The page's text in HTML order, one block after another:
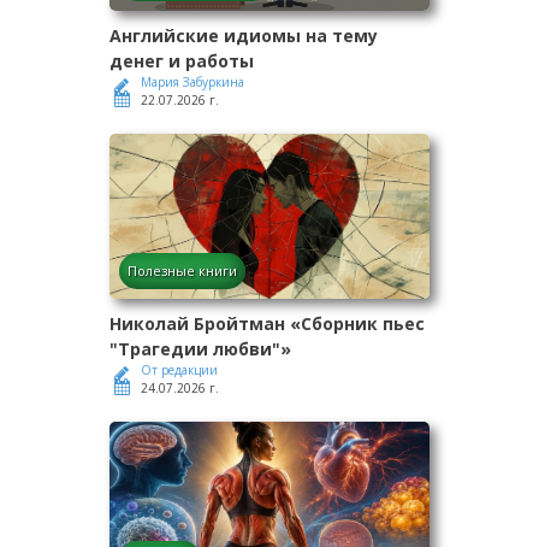
Английские идиомы на тему
денег и работы
Мария Забуркина
22.07.2026 г.
Полезные книги
Николай Бройтман «Сборник пьес
"Трагедии любви"»
От редакции
24.07.2026 г.